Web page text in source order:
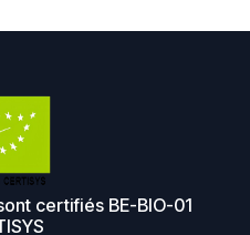
certifiés BE-BIO-01